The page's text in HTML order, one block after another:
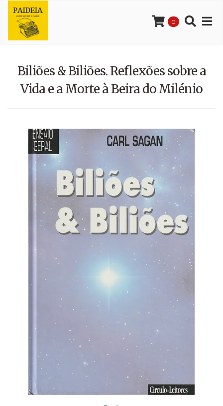
0
Biliões & Biliões. Reflexões sobre a
Vida e a Morte à Beira do Milénio